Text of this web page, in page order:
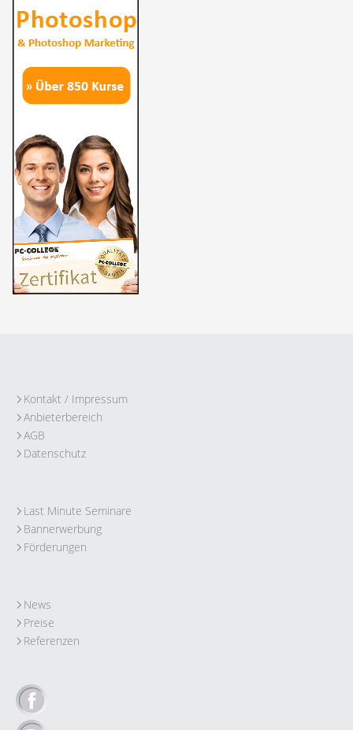
Kontakt / Impressum
Anbieterbereich
AGB
Datenschutz
Last Minute Seminare
Bannerwerbung
Förderungen
News
Preise
Referenzen